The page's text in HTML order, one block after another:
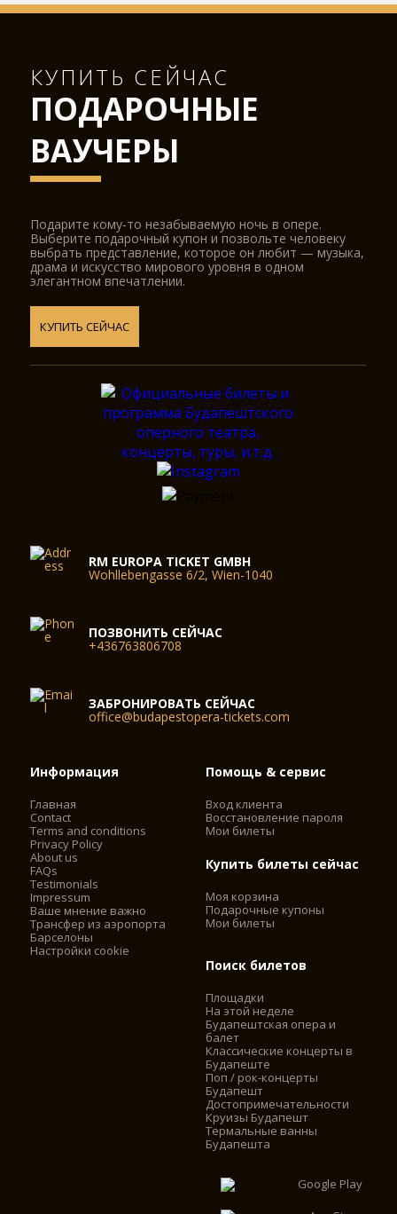
КУПИТЬ СЕЙЧАС
ПОДАРОЧНЫЕ
ВАУЧЕРЫ
Подарите кому-то незабываемую ночь в опере.
Выберите подарочный купон и позвольте человеку
выбрать представление, которое он любит — музыка,
драма и искусство мирового уровня в одном
элегантном впечатлении.
КУПИТЬ СЕЙЧАС
RM EUROPA TICKET GMBH
Wohllebengasse 6/2, Wien-1040
ПОЗВОНИТЬ СЕЙЧАС
+436763806708
ЗАБРОНИРОВАТЬ СЕЙЧАС
office@budapestopera-tickets.com
Информация
Главная
Contact
Terms and conditions
Privacy Policy
About us
FAQs
Testimonials
Impressum
Ваше мнение важно
Трансфер из аэропорта
Барселоны
Настройки cookie
Помощь & сервис
Вход клиента
Восстановление пароля
Мои билеты
Купить билеты сейчас
Моя корзина
Подарочные купоны
Мои билеты
Поиск билетов
Площадки
На этой неделе
Будапештская опера и
балет
Классические концерты в
Будапеште
Поп / рок-концерты
Будапешт
Достопримечательности
Круизы Будапешт
Термальные ванны
Будапешта